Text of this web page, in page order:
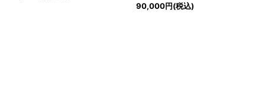
90,000円(税込)